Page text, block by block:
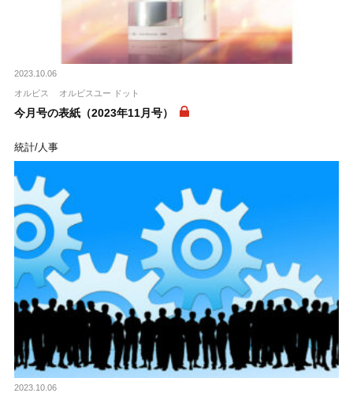
2023.10.06
オルビス オルビスユー ドット
今月号の表紙（2023年11月号）
統計/人事
2023.10.06